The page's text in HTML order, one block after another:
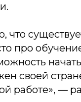
что
про
своей
работе», —